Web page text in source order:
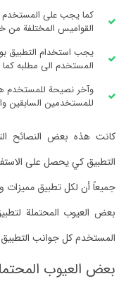
كما يجب على المستخدم
القواميس المختلفة من
يجب استخدام التطبيق
المستخدم الى مطلبه كما
وآخر نصيحة للمستخدم
للمستخدمين السابقين
كانت هذه بعض النصائح
التطبيق كي يحصل على
جميعاً أن لكل تطبيق
بعض العيوب المحتملة
المستخدم كل جوانب التطبيق
بعض العيوب